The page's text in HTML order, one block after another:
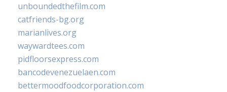
unboundedthefilm.com
catfriends-bg.org
marianlives.org
waywardtees.com
pidfloorsexpress.com
bancodevenezuelaen.com
bettermoodfoodcorporation.com